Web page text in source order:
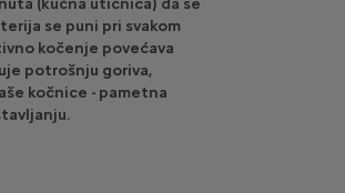
se puni pri svakom
kočenje povećava
potrošnju goriva,
kočnice - pametna